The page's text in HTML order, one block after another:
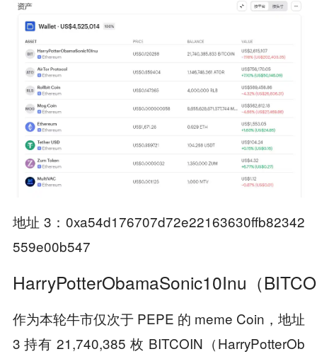
地址 3：0xa54d176707d72e22163630ffb82342
559e00b547
HarryPotterObamaSonic10Inu（
作为本轮牛市仅次于 PEPE 的 meme Coin，地址
3 持有 21,740,385 枚 BITCOIN（HarryPotterOb